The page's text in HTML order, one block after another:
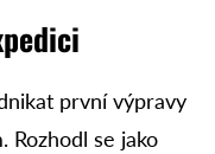
první výpravy
Rozhodl se jako